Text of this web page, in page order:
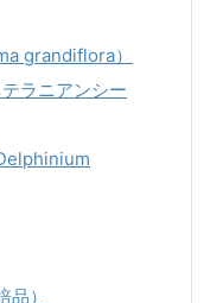
grandiflora）
ラニアンシー
）